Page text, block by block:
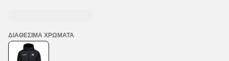
ΔΙΑΘΈΣΙΜΑ ΧΡΏΜΑΤΑ